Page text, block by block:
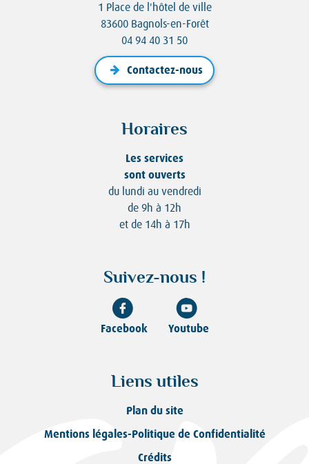
1 Place de l'hôtel de ville
83600 Bagnols-en-Forêt
04 94 40 31 50
Contactez-nous
Horaires
Les services
sont ouverts
du lundi au vendredi
de 9h à 12h
et de 14h à 17h
Suivez-nous !
Facebook Youtube
Liens utiles
Plan du site
Mentions légales-Politique de Confidentialité
Crédits